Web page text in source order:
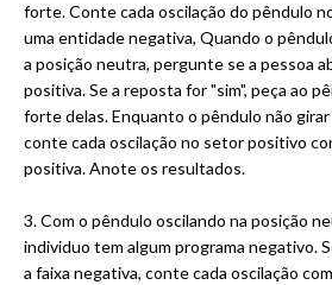
forte. Conte cada oscilação do pêndulo
uma entidade negativa, Quando o
a posição neutra, pergunte se a pessoa
positiva. Se a reposta for "sim", peça ao
forte delas. Enquanto o pêndulo não
conte cada oscilação no setor positivo
positiva. Anote os resultados.
3. Com o pêndulo oscilando na posição
individuo tem algum programa negativo.
a faixa negativa, conte cada oscilação